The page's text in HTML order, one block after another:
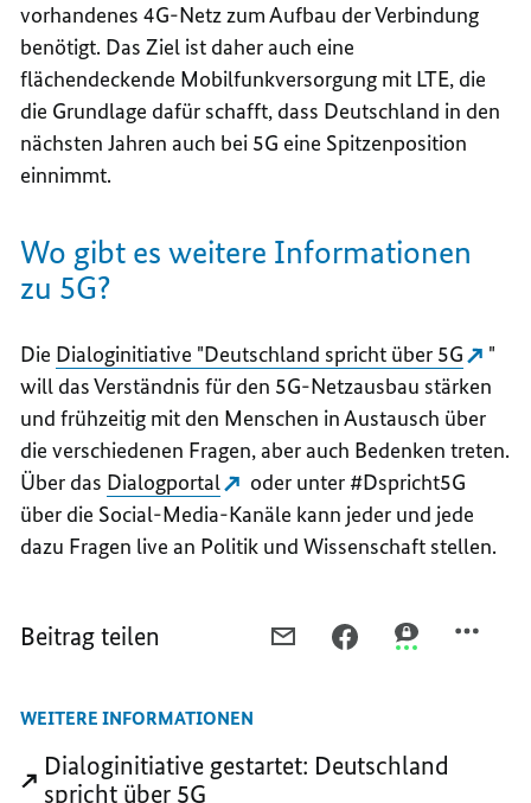
vorhandenes 4G-Netz zum Aufbau der Verbindung
benötigt. Das Ziel ist daher auch eine
flächendeckende Mobilfunkversorgung mit LTE, die
die Grundlage dafür schafft, dass Deutschland in den
nächsten Jahren auch bei 5G eine Spitzenposition
einnimmt.
Wo gibt es weitere Informationen
zu 5G?
Die Dialoginitiative "Deutschland spricht über 5G
"
will das Verständnis für den 5G-Netzausbau stärken
und frühzeitig mit den Menschen in Austausch über
die verschiedenen Fragen, aber auch Bedenken treten.
Über das Dialogportal
oder unter #Dspricht5G
über die Social-Media-Kanäle kann jeder und jede
dazu Fragen live an Politik und Wissenschaft stellen.
Beitrag teilen
WILL
DIE
DIE
WEITERE INFORMATIONEN
Dialoginitiative gestartet: Deutschland
spricht über 5G